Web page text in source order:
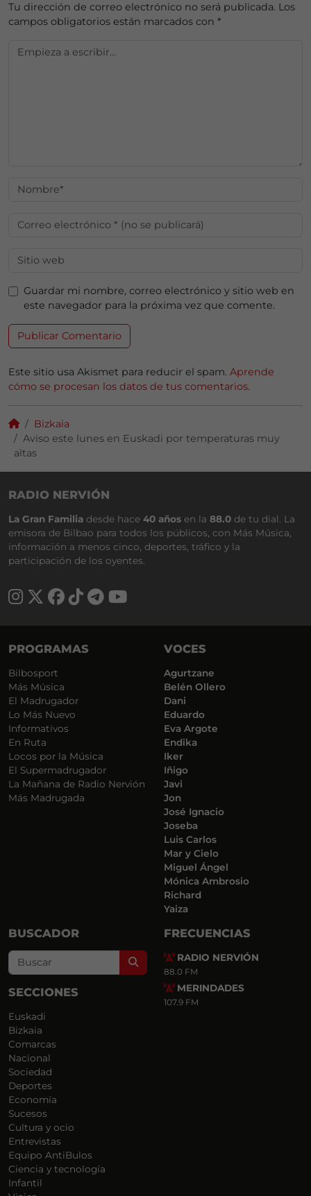
Tu dirección de correo electrónico no será publicada. Los
campos obligatorios están marcados con *
Guardar mi nombre, correo electrónico y sitio web en
este navegador para la próxima vez que comente.
Este sitio usa Akismet para reducir el spam. Aprende
cómo se procesan los datos de tus comentarios.
Bizkaia
Aviso este lunes en Euskadi por temperaturas muy
altas
RADIO NERVIÓN
La Gran Familia desde hace 40 años en la 88.0 de tu dial. La
emisora de Bilbao para todos los públicos, con Más Música,
información a menos cinco, deportes, tráfico y la
participación de los oyentes.
PROGRAMAS
Bilbosport
Más Música
El Madrugador
Lo Más Nuevo
Informativos
En Ruta
Locos por la Música
El Supermadrugador
La Mañana de Radio Nervión
Más Madrugada
VOCES
Agurtzane
Belén Ollero
Dani
Eduardo
Eva Argote
Endika
Iker
Iñigo
Javi
Jon
José Ignacio
Joseba
Luis Carlos
Mar y Cielo
Miguel Ángel
Mónica Ambrosio
Richard
Yaiza
BUSCADOR
Search
SECCIONES
Euskadi
Bizkaia
Comarcas
Nacional
Sociedad
Deportes
Economía
Sucesos
Cultura y ocio
Entrevistas
Equipo AntiBulos
Ciencia y tecnología
Infantil
FRECUENCIAS
RADIO NERVIÓN
88.0 FM
MERINDADES
107.9 FM